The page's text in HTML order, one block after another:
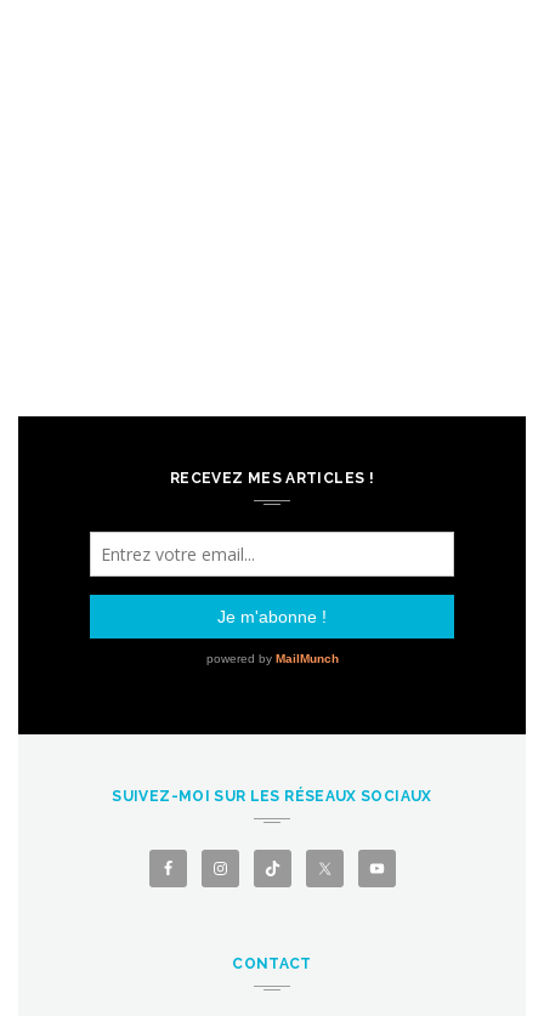
RECEVEZ MES ARTICLES !
SUIVEZ-MOI SUR LES RÉSEAUX SOCIAUX
CONTACT